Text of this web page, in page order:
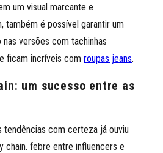
um visual marcante e
também é possível garantir um
versões com tachinhas
ficam incríveis com roupas jeans.
um sucesso entre as
tendências com certeza já ouviu
chain. febre entre influencers e